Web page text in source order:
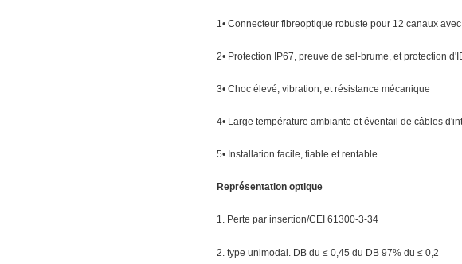
1• Connecteur fibreoptique robuste pour 12 canaux
2• Protection IP67, preuve de sel-brume, et protection
3• Choc élevé, vibration, et résistance mécanique
4• Large température ambiante et éventail de câbles
5• Installation facile, fiable et rentable
Représentation optique
1. Perte par insertion/CEI 61300-3-34
2. type unimodal. DB du ≤ 0,45 du DB 97% du ≤ 0,2